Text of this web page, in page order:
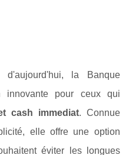
la Banque
innovante pour ceux qui
cash immediat. Connue
elle offre une option
éviter les longues